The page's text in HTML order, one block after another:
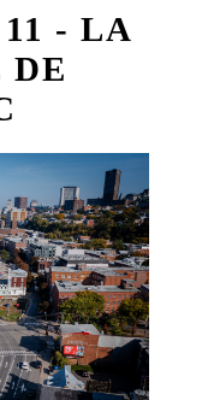
- LA
DE